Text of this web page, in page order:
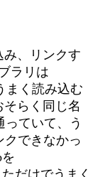
、リンクす
ラリは
まく読み込む
らく同じ名
っていて、う
クできなかっ